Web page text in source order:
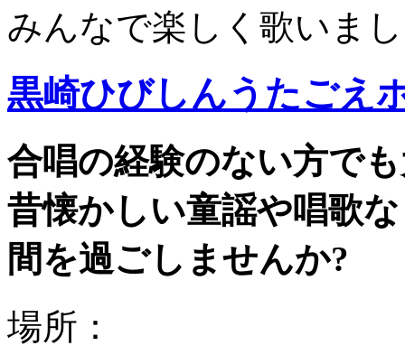
みんなで楽しく歌いま
黒崎ひびしんうたごえ
合唱の経験のない方で
昔懐かしい童謡や唱歌
間を過ごしませんか?
場所：